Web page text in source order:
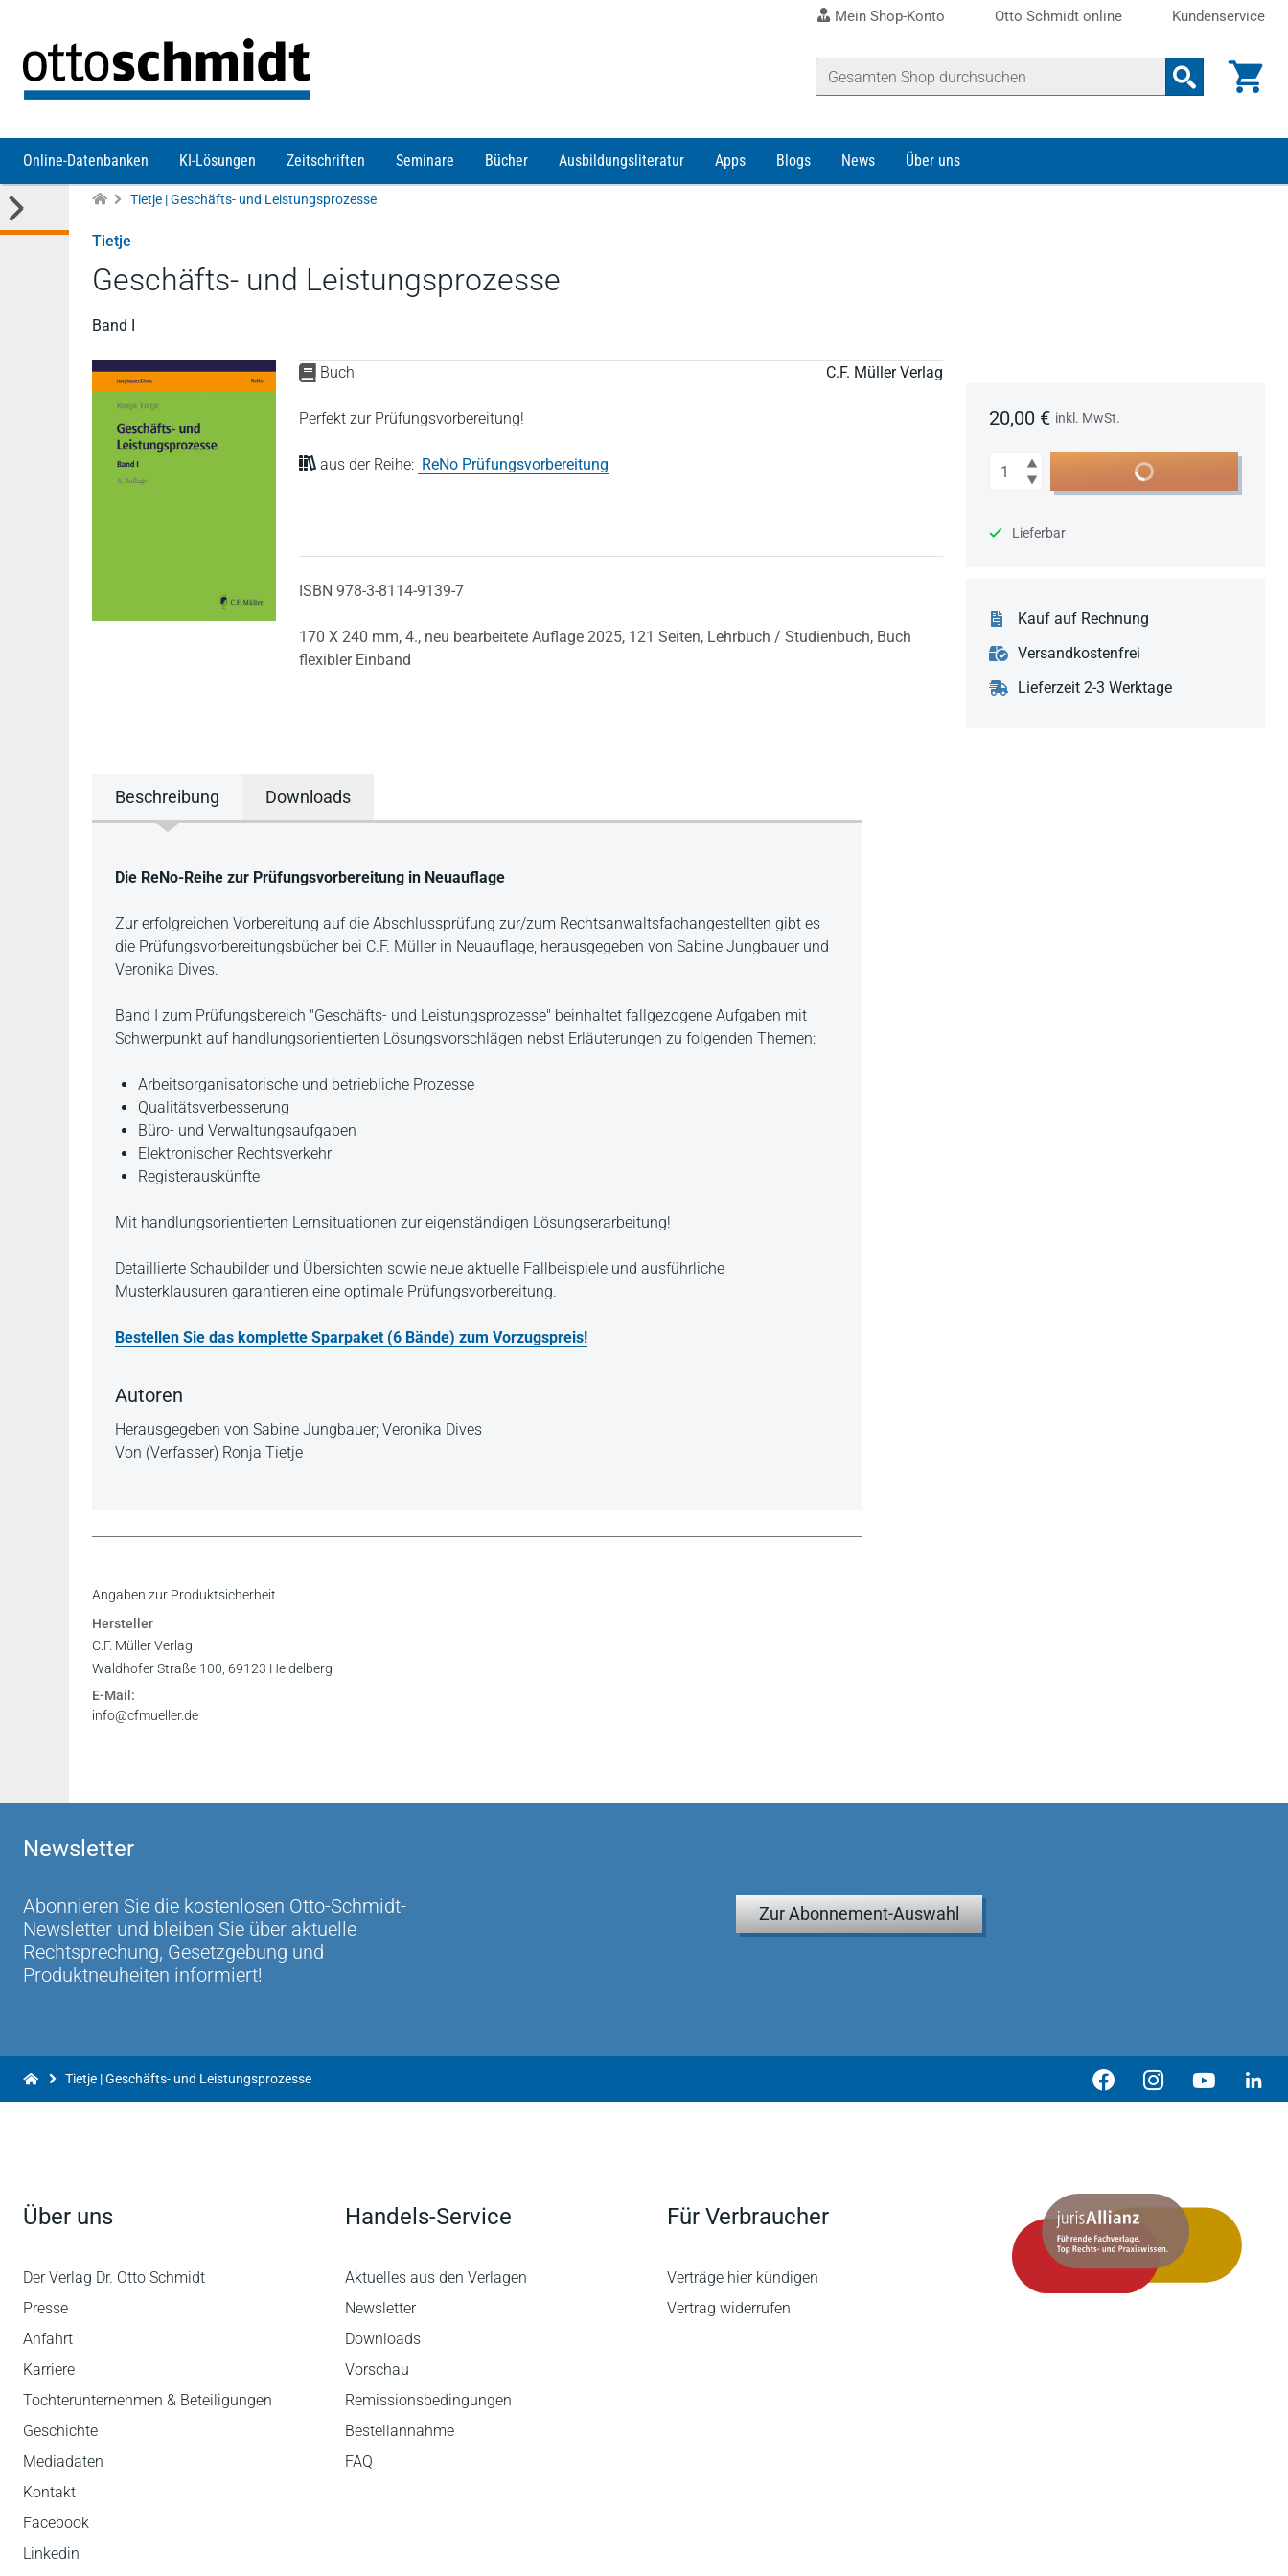
Mein Shop-Konto Otto Schmidt online Kundenservice
Online-Datenbanken KI-Lösungen Zeitschriften Seminare Bücher Ausbildungsliteratur Apps Blogs News Über uns
Tietje | Geschäfts- und Leistungsprozesse
Tietje
Geschäfts- und Leistungsprozesse
Band I
Buch C.F. Müller Verlag
Perfekt zur Prüfungsvorbereitung!
aus der Reihe: ReNo Prüfungsvorbereitung
ISBN 978-3-8114-9139-7
170 X 240 mm, 4., neu bearbeitete Auflage 2025, 121 Seiten, Lehrbuch / Studienbuch, Buch
flexibler Einband
20,00 € inkl. MwSt.
Anzahl In den Warenkorb
Lieferbar
Kauf auf Rechnung
Versandkostenfrei
Lieferzeit 2-3 Werktage
Beschreibung Downloads
Beschreibung
Die ReNo-Reihe zur Prüfungsvorbereitung in Neuauflage
Zur erfolgreichen Vorbereitung auf die Abschlussprüfung zur/zum Rechtsanwaltsfachangestellten gibt es
die Prüfungsvorbereitungsbücher bei C.F. Müller in Neuauflage, herausgegeben von Sabine Jungbauer und
Veronika Dives.
Band I zum Prüfungsbereich "Geschäfts- und Leistungsprozesse" beinhaltet fallgezogene Aufgaben mit
Schwerpunkt auf handlungsorientierten Lösungsvorschlägen nebst Erläuterungen zu folgenden Themen:
Arbeitsorganisatorische und betriebliche Prozesse
Qualitätsverbesserung
Büro- und Verwaltungsaufgaben
Elektronischer Rechtsverkehr
Registerauskünfte
Mit handlungsorientierten Lernsituationen zur eigenständigen Lösungserarbeitung!
Detaillierte Schaubilder und Übersichten sowie neue aktuelle Fallbeispiele und ausführliche
Musterklausuren garantieren eine optimale Prüfungsvorbereitung.
Bestellen Sie das komplette Sparpaket (6 Bände) zum Vorzugspreis!
Autoren
Herausgegeben von Sabine Jungbauer; Veronika Dives
Von (Verfasser) Ronja Tietje
Inhaltsverzeichnis
Vorwort
Angaben zur Produktsicherheit
Hersteller
C.F. Müller Verlag
Waldhofer Straße 100, 69123 Heidelberg
E-Mail:
info@cfmueller.de
Newsletter
Abonnieren Sie die kostenlosen Otto-Schmidt-
Newsletter und bleiben Sie über aktuelle
Rechtsprechung, Gesetzgebung und
Produktneuheiten informiert!
Zur Abonnement-Auswahl
Tietje | Geschäfts- und Leistungsprozesse
Über uns
Der Verlag Dr. Otto Schmidt
Presse
Anfahrt
Karriere
Tochterunternehmen & Beteiligungen
Geschichte
Mediadaten
Kontakt
Facebook
Linkedin
Handels-Service
Aktuelles aus den Verlagen
Newsletter
Downloads
Vorschau
Remissionsbedingungen
Bestellannahme
FAQ
Für Verbraucher
Verträge hier kündigen
Vertrag widerrufen